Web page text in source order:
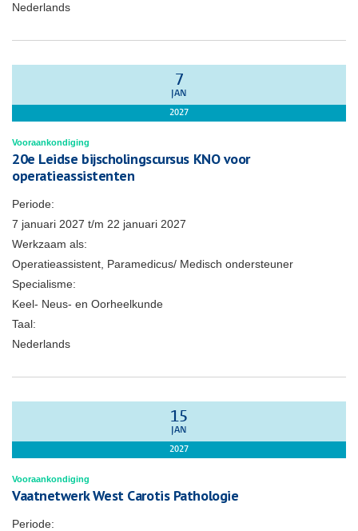
Nederlands
7
JAN
2027
Vooraankondiging
20e Leidse bijscholingscursus KNO voor
operatieassistenten
Periode:
7 januari 2027 t/m 22 januari 2027
Werkzaam als:
Operatieassistent, Paramedicus/ Medisch ondersteuner
Specialisme:
Keel- Neus- en Oorheelkunde
Taal:
Nederlands
15
JAN
2027
Vooraankondiging
Vaatnetwerk West Carotis Pathologie
Periode: